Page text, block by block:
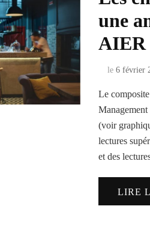
une
AIER
le 6 février
Le
Management
(voir
lectures
et des
LIRE